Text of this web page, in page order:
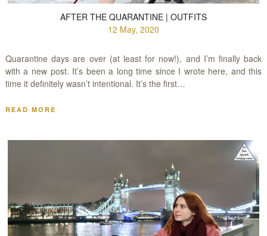
AFTER THE QUARANTINE | OUTFITS
12 May, 2020
Quarantine days are over (at least for now!), and I’m finally back
with a new post. It’s been a long time since I wrote here, and this
time it definitely wasn’t intentional. It’s the first…
READ MORE